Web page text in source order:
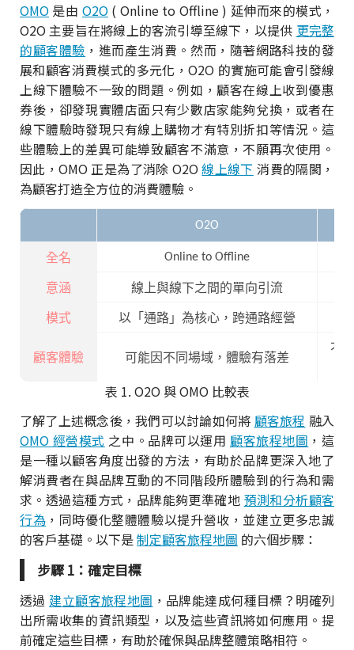
OMO 是由 O2O( Online to Offline ) 延伸而來的模式，
O2O 主要旨在將線上的客流引導至線下，以提供 更完整
的顧客體驗 ，進而產生消費。然而，隨著網路科技的發
展和顧客消費模式的多元化，O2O 的實施可能會引發線
上線下體驗不一致的問題。例如，顧客在線上收到優惠
券後，卻發現實體店面只有少數店家能夠兌換，或者在
線下體驗時發現只有線上購物才有特別折扣等情況。這
些體驗上的差異可能導致顧客不滿意，不願再次使用。
因此，OMO 正是為了消除 O2O線上線下 消費的隔閡，
為顧客打造全方位的消費體驗。
O2O
全名 Online to Offline
意涵 線上與線下之間的單向引流
模式 以「通路」為核心，跨通路經營
顧客體驗 可能因不同場域，體驗有落差
不
表 1. O2O 與 OMO 比較表
了解了上述概念後，我們可以討論如何將 顧客旅程 融入
OMO 經營模式 之中。品牌可以運用 顧客旅程地圖 ，這
是一種以顧客角度出發的方法，有助於品牌更深入地了
解消費者在與品牌互動的不同階段所體驗到的行為和需
求。透過這種方式，品牌能夠更準確地 預測和分析顧客
行為 ，同時優化整體體驗以提升營收，並建立更多忠誠
的客戶基礎。以下是制定顧客旅程地圖 的六個步驟：
步驟 1：確定目標
透過 建立顧客旅程地圖 ，品牌能達成何種目標？明確列
出所需收集的資訊類型，以及這些資訊將如何應用。提
前確定這些目標，有助於確保與品牌整體策略相符。